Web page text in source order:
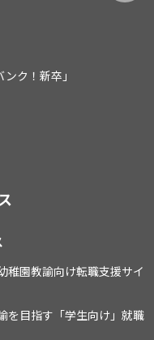
ク！新卒」
稚園教諭向け転職支援サイ
を目指す「学生向け」就職